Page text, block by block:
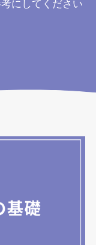
にしてください